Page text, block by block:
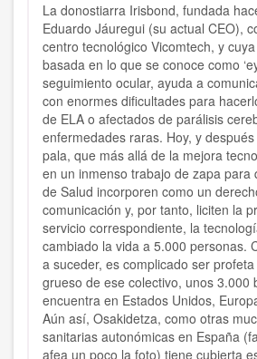
La donostiarra Irisbond, fundada
Eduardo Jáuregui (su actual CEO),
centro tecnológico Vicomtech, y
basada en lo que se conoce como
seguimiento ocular, ayuda a
con enormes dificultades para
de ELA o afectados de parálisis
enfermedades raras. Hoy, y
pala, que más allá de la mejora
en un inmenso trabajo de zapa para
de Salud incorporen como un
comunicación y, por tanto, liciten la
servicio correspondiente, la
cambiado la vida a 5.000 personas.
a suceder, es complicado ser
grueso de ese colectivo, unos 3.000
encuentra en Estados Unidos,
Aún así, Osakidetza, como otras
sanitarias autonómicas en España
afea un poco la foto) tiene cubierta